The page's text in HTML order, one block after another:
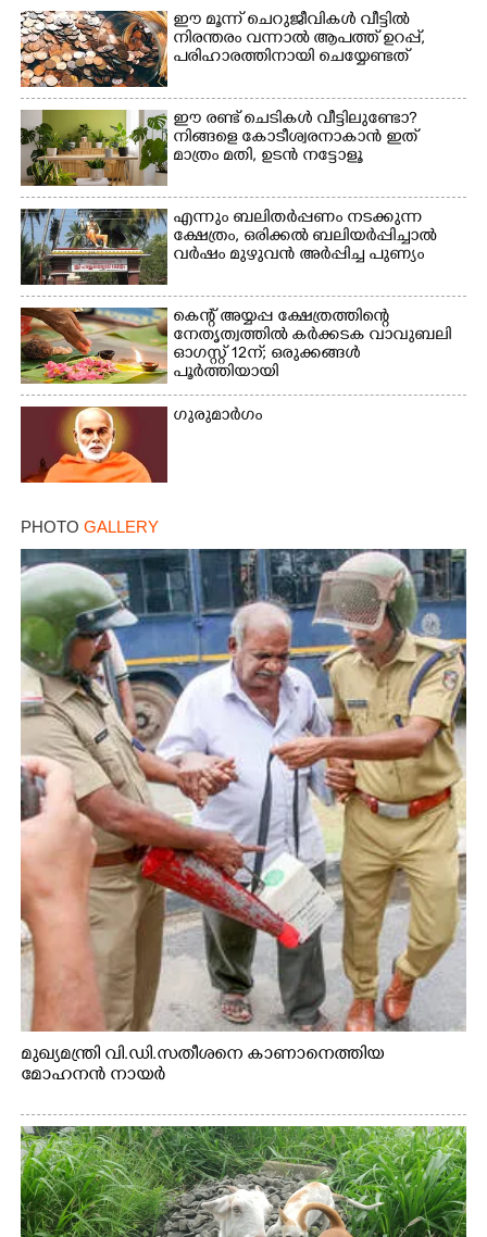
ഈ മൂന്ന് ചെറുജീവികൾ വീട്ടിൽ
നിരന്തരം വന്നാൽ ആപത്ത് ഉറപ്പ്,​
പരിഹാരത്തിനായി ചെയ്യേണ്ടത്
ഈ രണ്ട് ചെടികൾ വീട്ടിലുണ്ടോ?​
നിങ്ങളെ കോടീശ്വരനാകാൻ ഇത്
മാത്രം മതി,​ ഉടൻ നട്ടോളൂ
എന്നും ബലിതർപ്പണം നടക്കുന്ന
ക്ഷേത്രം,​ ഒരിക്കൽ ബലിയർപ്പിച്ചാൽ
വർഷം മുഴുവൻ അർപ്പിച്ച പുണ്യം
കെന്റ് അയ്യപ്പ ക്ഷേത്രത്തിന്റെ
നേതൃത്വത്തിൽ കർക്കടക വാവുബലി
ഓഗസ്റ്റ് 12ന്; ഒരുക്കങ്ങൾ
പൂർത്തിയായി
ഗുരുമാർഗം
PHOTO GALLERY
മുഖ്യമന്ത്രി വി.ഡി.സതീശനെ കാണാനെത്തിയ
മോഹനൻ നായർ
Copy Link